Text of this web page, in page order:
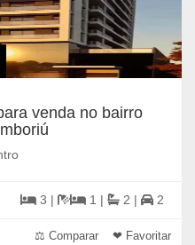
venda no bairro
3 | 1 | 2 | 2
⚖ Comparar ❤ Favoritar